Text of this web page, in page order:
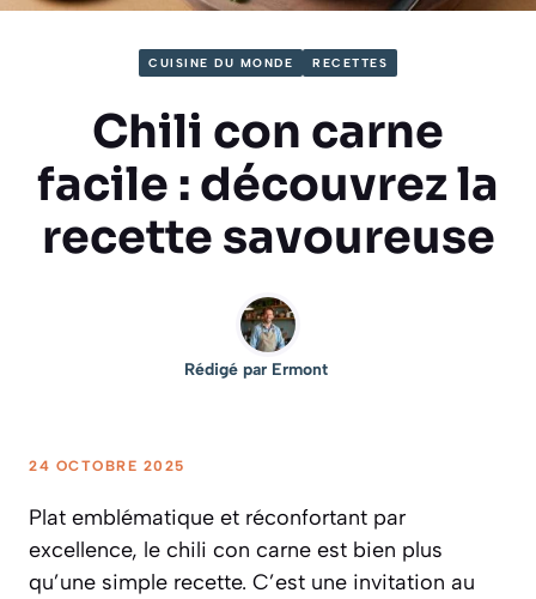
CUISINE DU MONDE RECETTES
Chili con carne
facile : découvrez la
recette savoureuse
Rédigé par Ermont
24 OCTOBRE 2025
Plat emblématique et réconfortant par
excellence, le chili con carne est bien plus
qu’une simple recette. C’est une invitation au